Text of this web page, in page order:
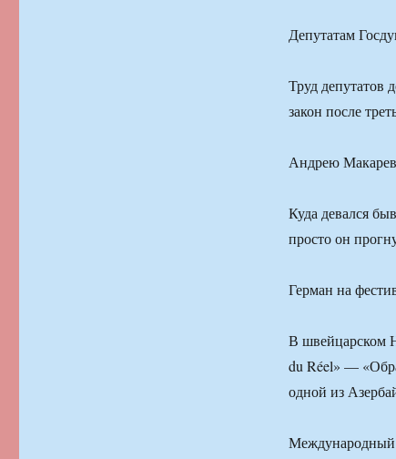
Депутатам
Труд депутатов
закон после
Андрею
Куда девался
просто он
Герман на
В швейцарском
du Réel» —
одной из
Международный